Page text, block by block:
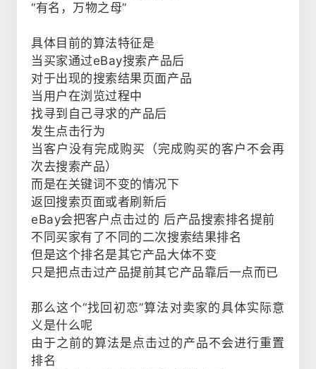
“有名，万物之母”
具体目前的算法特征是
当买家通过eBay搜索产品后
对于出现的搜索结果页面产品
当用户在浏览过程中
找寻到自己寻求的产品后
发生点击行为
当客户没有完成购买（完成购买的客户不会再
次去搜索产品）
而是在关键词不变的情况下
返回搜索页面或者刷新后
eBay会把客户点击过的 后产品搜索排名提前
不同买家有了不同的二次搜索结果排名
但是这个排名是其它产品大体不变
只是把点击过产品提前其它产品靠后一点而已
那么这个“找回初恋”算法对卖家的具体实际意
义是什么呢
由于之前的算法是点击过的产品不会进行重置
排名